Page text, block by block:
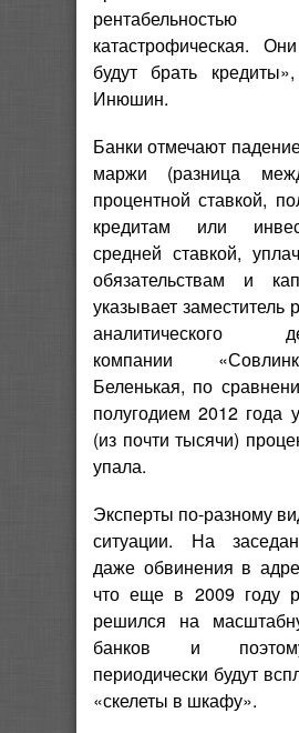
катастрофическая.
будут брать
Инюшин.
Банки отмечают
маржи (разница
процентной ставкой,
кредитам или
средней ставкой,
обязательствам и
указывает заместитель
аналитического
компании
Беленькая, по
полугодием 2012 года
(из почти тысячи)
упала.
Эксперты по-разному
ситуации. На
даже обвинения в
что еще в 2009 году
решился на
банков и
периодически будут
«скелеты в шкафу».